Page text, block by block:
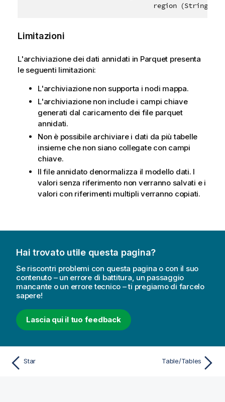
				region (String)
Limitazioni
L'archiviazione dei dati annidati in Parquet presenta
le seguenti limitazioni:
L'archiviazione non supporta i nodi mappa.
L'archiviazione non include i campi chiave
generati dal caricamento dei file parquet
annidati.
Non è possibile archiviare i dati da più tabelle
insieme che non siano collegate con campi
chiave.
Il file annidato denormalizza il modello dati. I
valori senza riferimento non verranno salvati e i
valori con riferimenti multipli verranno copiati.
Hai trovato utile questa pagina?
Se riscontri problemi con questa pagina o con il suo
contenuto – un errore di battitura, un passaggio
mancante o un errore tecnico – ti pregiamo di farcelo
sapere!
Lascia qui il tuo feedback
Star Table/Tables